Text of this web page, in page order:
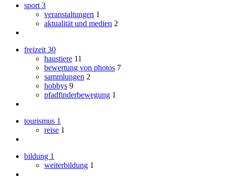
sport 3
veranstaltungen 1
aktualität und medien 2
freizeit 30
haustiere 11
bewertung von photos 7
sammlungen 2
hobbys 9
pfadfinderbewegung 1
tourismus 1
reise 1
bildung 1
weiterbildung 1